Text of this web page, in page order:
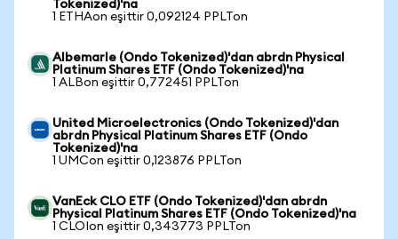
Tokenized)'na
1 ETHAon eşittir 0,092124 PPLTon
Albemarle (Ondo Tokenized)'dan abrdn Physical
Platinum Shares ETF (Ondo Tokenized)'na
1 ALBon eşittir 0,772451 PPLTon
United Microelectronics (Ondo Tokenized)'dan
abrdn Physical Platinum Shares ETF (Ondo
Tokenized)'na
1 UMCon eşittir 0,123876 PPLTon
VanEck CLO ETF (Ondo Tokenized)'dan abrdn
Physical Platinum Shares ETF (Ondo Tokenized)'na
1 CLOIon eşittir 0,343773 PPLTon